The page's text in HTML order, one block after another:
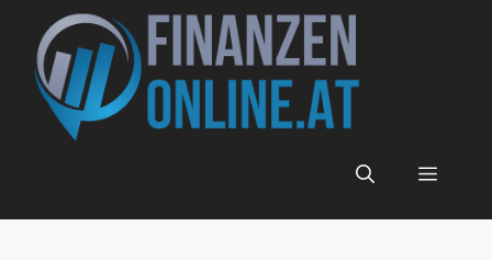
Inhalt
springen
Menü